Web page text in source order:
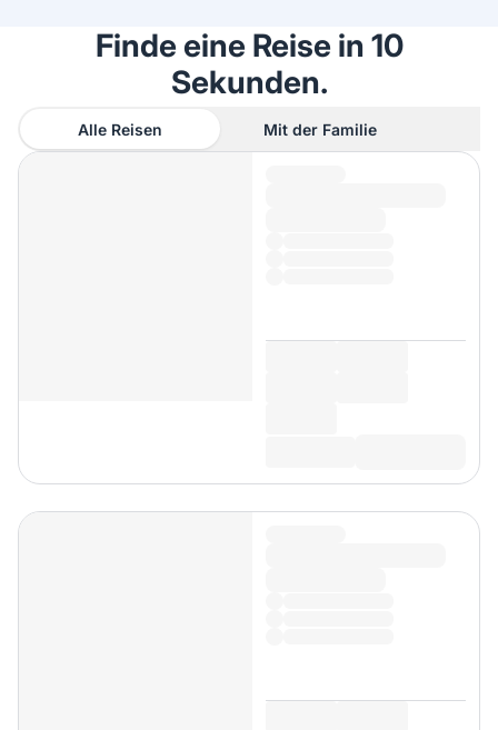
Finde eine Reise in 10
Sekunden.
Alle Reisen Mit der Familie